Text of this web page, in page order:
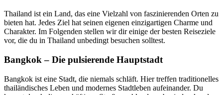
Thailand ist ein Land, das eine Vielzahl von faszinierenden Orten zu
bieten hat. Jedes Ziel hat seinen eigenen einzigartigen Charme und
Charakter. Im Folgenden stellen wir dir einige der besten Reiseziele
vor, die du in Thailand unbedingt besuchen solltest.
Bangkok – Die pulsierende Hauptstadt
Bangkok ist eine Stadt, die niemals schläft. Hier treffen traditionelles
thailändisches Leben und modernes Stadtleben aufeinander. Du